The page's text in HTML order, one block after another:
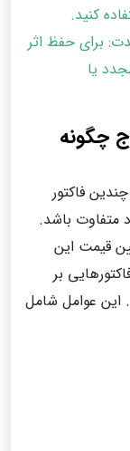
کنید.
برای حفظ اثر
یا
چگونه
فاکتور
متفاوت باشد.
قیمت این
بر
این عوامل شامل